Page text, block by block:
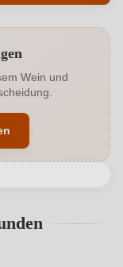
12 %
Enthält Sulfite
Drehverschluss
Wein und
loggen Sie sich